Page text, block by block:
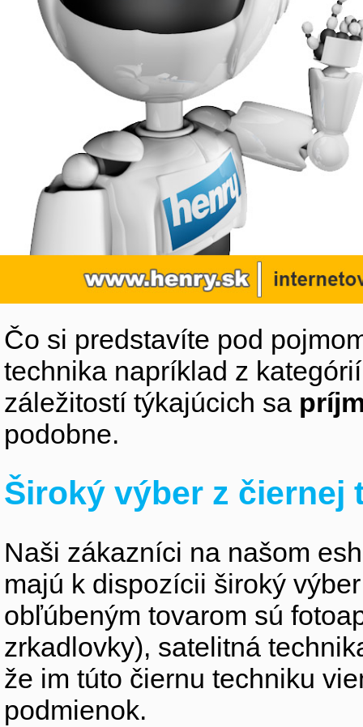
Čo si predstavíte pod
technika napríklad z
záležitostí týkajúcich sa
podobne.
Široký výber z čiernej
Naši zákazníci na našom
majú k dispozícii široký
obľúbeným tovarom sú
zrkadlovky), satelitná
že im túto čiernu techniku
podmienok.